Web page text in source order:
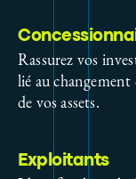
Rassurez vos
lié au
de vos assets.
Exploitants